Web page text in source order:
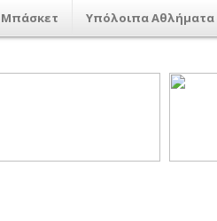
Μπάσκετ Υπόλοιπα Αθλήματα